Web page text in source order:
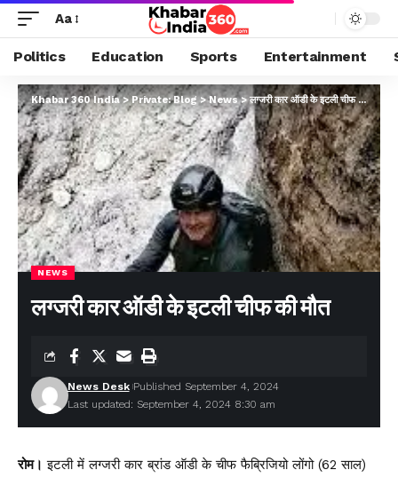
Aa
Politics Education Sports Entertainment
Khabar 360 India>Private: Blog>News>लग्जरी कार ऑडी के इटली चीफ की मौत
NEWS
लग्जरी कार ऑडी के इटली चीफ की मौत
Last updated: September 4, 2024 8:30 am
News Desk Published September 4, 2024
रोम। इटली में लग्जरी कार ब्रांड ऑडी के चीफ फैब्रिजियो लोंगो (62 साल)